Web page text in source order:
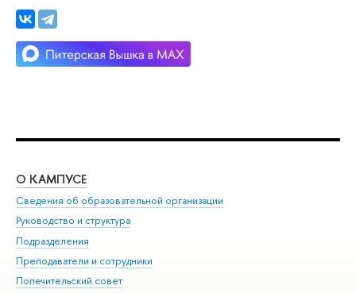
О КАМПУСЕ
Сведения об образовательной организации
Руководство и структура
Подразделения
Преподаватели и сотрудники
Попечительский совет